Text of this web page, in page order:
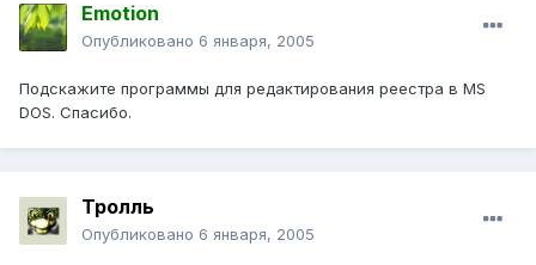
Emotion
Опубликовано 6 января, 2005
Подскажите программы для редактирования реестра в MS
DOS. Спасибо.
Тролль
Опубликовано 6 января, 2005